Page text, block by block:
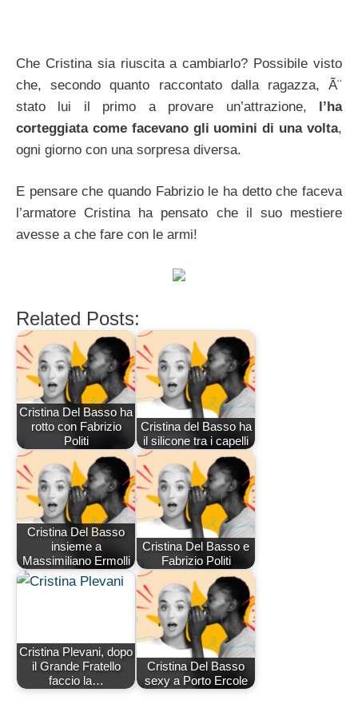
Che Cristina sia riuscita a cambiarlo? Possibile visto
che, secondo quanto raccontato dalla ragazza, Ã¨
stato lui il primo a provare un’attrazione, l’ha
corteggiata come facevano gli uomini di una volta,
ogni giorno con una sorpresa diversa.
E pensare che quando Fabrizio le ha detto che faceva
l’armatore Cristina ha pensato che il suo mestiere
avesse a che fare con le armi!
Related Posts:
Cristina Del Basso ha
rotto con Fabrizio
Politi
Cristina del Basso ha
il silicone tra i capelli
Cristina Del Basso
insieme a
Massimiliano Ermolli
Cristina Del Basso e
Fabrizio Politi
Cristina Plevani, dopo
il Grande Fratello
faccio la…
Cristina Del Basso
sexy a Porto Ercole